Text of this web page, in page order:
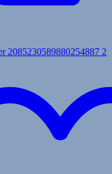
2085230589880254887 2